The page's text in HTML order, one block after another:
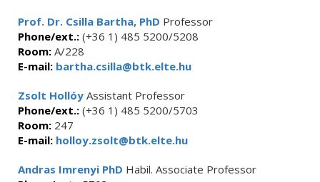
Prof. Dr. Csilla Bartha, PhD Professor
Phone/ext.: (+36 1) 485 5200/5208
Room: A/228
E-mail: bartha.csilla@btk.elte.hu
Zsolt Hollóy Assistant Professor
Phone/ext.: (+36 1) 485 5200/5703
Room: 247
E-mail: holloy.zsolt@btk.elte.hu
Andras Imrenyi PhD Habil. Associate Professor